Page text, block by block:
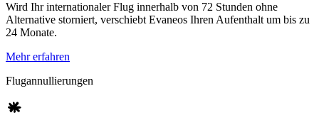
Wird Ihr internationaler Flug innerhalb von 72 Stunden ohne
Alternative storniert, verschiebt Evaneos Ihren Aufenthalt um bis zu
24 Monate.
Mehr erfahren
Flugannullierungen